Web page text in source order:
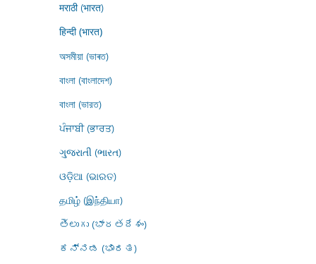
मराठी (भारत)
हिन्दी (भारत)
অসমীয়া (ভাৰত)
বাংলা (বাংলাদেশ)
বাংলা (ভারত)
ਪੰਜਾਬੀ (ਭਾਰਤ)
ગુજરાતી (ભારત)
ଓଡ଼ିଆ (ଭାରତ)
தமிழ் (இந்தியா)
తెలుగు (భారతదేశం)
ಕನ್ನಡ (ಭಾರತ)